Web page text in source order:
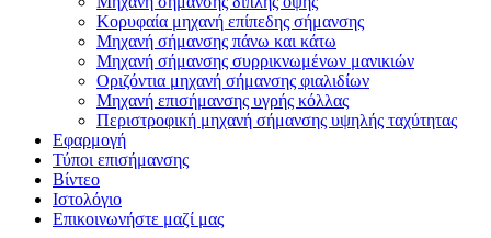
Κορυφαία μηχανή επίπεδης σήμανσης
Μηχανή σήμανσης πάνω και κάτω
Μηχανή σήμανσης συρρικνωμένων μανικιών
Οριζόντια μηχανή σήμανσης φιαλιδίων
Μηχανή επισήμανσης υγρής κόλλας
Περιστροφική μηχανή σήμανσης υψηλής ταχύτητας
Εφαρμογή
Τύποι επισήμανσης
Βίντεο
Ιστολόγιο
Επικοινωνήστε μαζί μας